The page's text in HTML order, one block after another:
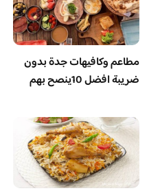
مطاعم وكافيهات جدة بدون
ضريبة افضل 10ينصح بهم